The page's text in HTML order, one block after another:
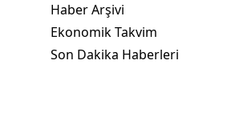
Haber Arşivi
Ekonomik Takvim
Son Dakika Haberleri